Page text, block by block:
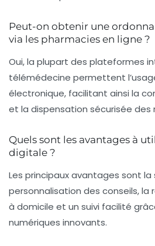
Peut-on obtenir une
via les pharmacies en ligne ?
Oui, la plupart des plateformes
télémédecine permettent
électronique, facilitant ainsi la
et la dispensation sécurisée des
Quels sont les avantages à
digitale ?
Les principaux avantages sont la
personnalisation des conseils, la
à domicile et un suivi facilité
numériques innovants.